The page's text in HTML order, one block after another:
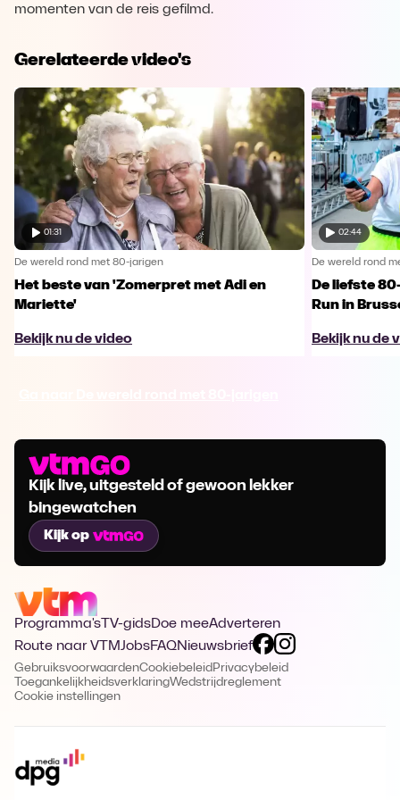
momenten van de reis gefilmd.
Gerelateerde video's
01:31
De wereld rond met 80-jarigen
Het beste van 'Zomerpret met Adi en
Mariette'
Bekijk nu de video
02:44
De wereld rond
De liefste
Run in
Bekijk nu de
Kijk live, uitgesteld of gewoon lekker
bingewatchen
Kijk op
Programma's TV-gidsDoe meeAdverteren
Route naar VTMJobsFAQNieuwsbrief
GebruiksvoorwaardenCookiebeleid Privacybeleid
ToegankelijkheidsverklaringWedstrijdreglement
Cookie instellingen